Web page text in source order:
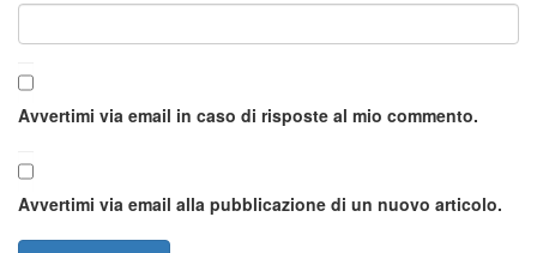
Avvertimi via email in caso di risposte al mio commento.
Avvertimi via email alla pubblicazione di un nuovo articolo.